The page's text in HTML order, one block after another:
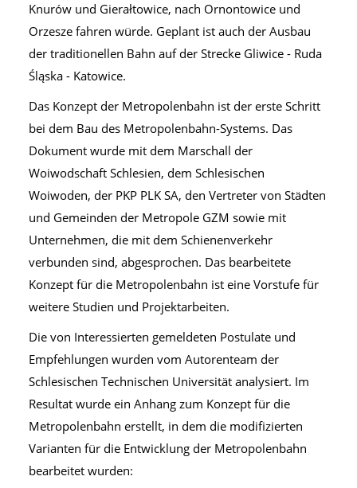
Knurów und Gierałtowice, nach Ornontowice und
Orzesze fahren würde. Geplant ist auch der Ausbau
der traditionellen Bahn auf der Strecke Gliwice - Ruda
Śląska - Katowice.
Das Konzept der Metropolenbahn ist der erste Schritt
bei dem Bau des Metropolenbahn-Systems. Das
Dokument wurde mit dem Marschall der
Woiwodschaft Schlesien, dem Schlesischen
Woiwoden, der PKP PLK SA, den Vertreter von Städten
und Gemeinden der Metropole GZM sowie mit
Unternehmen, die mit dem Schienenverkehr
verbunden sind, abgesprochen. Das bearbeitete
Konzept für die Metropolenbahn ist eine Vorstufe für
weitere Studien und Projektarbeiten.
Die von Interessierten gemeldeten Postulate und
Empfehlungen wurden vom Autorenteam der
Schlesischen Technischen Universität analysiert. Im
Resultat wurde ein Anhang zum Konzept für die
Metropolenbahn erstellt, in dem die modifizierten
Varianten für die Entwicklung der Metropolenbahn
bearbeitet wurden: